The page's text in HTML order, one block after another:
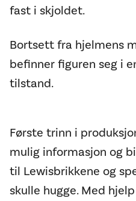
fast i skjoldet.
Bortsett fra hjelmens
befinner figuren seg i
tilstand.
Første trinn i
mulig informasjon og
til Lewisbrikkene og
skulle hugge. Med